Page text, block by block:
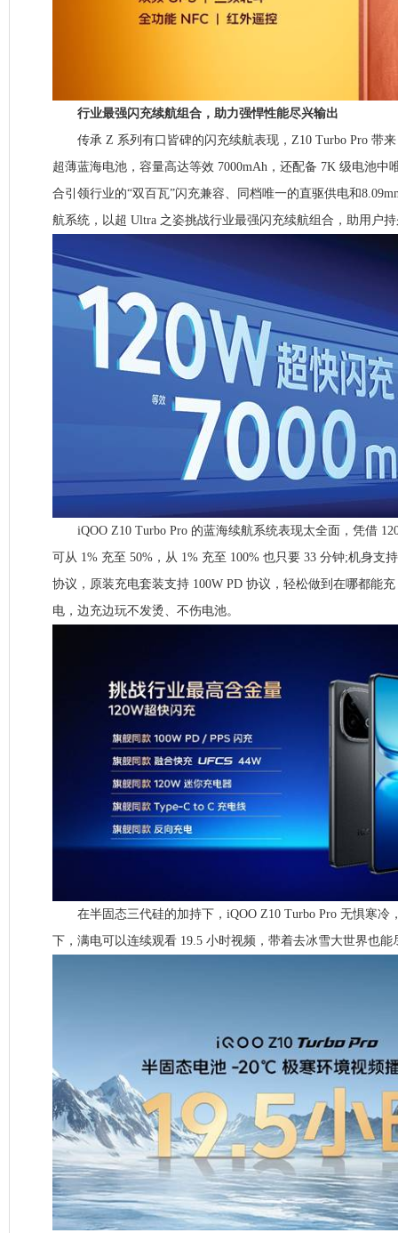
行业最强闪充续航组合，助力强悍性能尽兴输出
传承 Z 系列有口皆碑的闪充续航表现，Z10 Turbo Pro 带来
超薄蓝海电池，容量高达等效 7000mAh，还配备 7K 级电池中
合引领行业的“双百瓦”闪充兼容、同档唯一的直驱供电和
航系统，以超 Ultra 之姿挑战行业最强闪充续航组合，助用户
iQOO Z10 Turbo Pro 的蓝海续航系统表现太全面，凭借
可从 1% 充至 50%，从 1% 充至 100% 也只要 33 分钟;机身支
协议，原装充电套装支持 100W PD 协议，轻松做到在哪都能
电，边充边玩不发烫、不伤电池。
在半固态三代硅的加持下，iQOO Z10 Turbo Pro 无惧寒冷
下，满电可以连续观看 19.5 小时视频，带着去冰雪大世界也能